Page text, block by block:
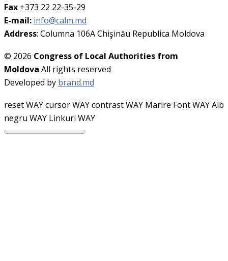
Fax +373 22 22-35-29
E-mail: info@calm.md
Address: Columna 106A Chişinău Republica Moldova
© 2026 Congress of Local Authorities from
Moldova All rights reserved
Developed by brand.md
reset WAYcursor WAYcontrast WAY Marire Font WAYAlb
negru WAY Linkuri WAY